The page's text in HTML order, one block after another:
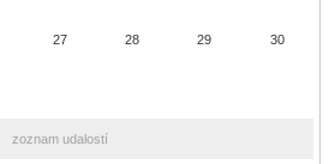
27 28 29 30
zoznam udalostí